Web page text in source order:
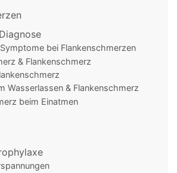
bei Flankenschmerzen
& Flankenschmerz
Wasserlassen & Flankenschmerz
beim Einatmen